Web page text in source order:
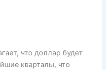
что доллар будет
кварталы, что